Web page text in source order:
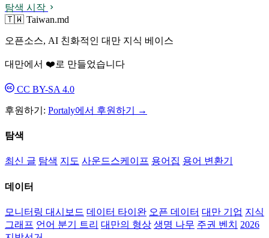
탐색 시작
🇹🇼 Taiwan.md
오픈소스, AI 친화적인 대만 지식 베이스
대만에서 ❤️로 만들었습니다
CC BY-SA 4.0
후원하기: Portaly에서 후원하기 →
탐색
최신 글 탐색 지도 사운드스케이프 용어집 용어 변환기
데이터
모니터링 대시보드 데이터 타이완 오픈 데이터 대만 기업 지식
그래프 언어 분기 트리 대만의 형상 생명 나무 주권 벤치
2026